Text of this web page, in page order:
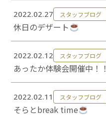
2022.02.27 スタッフブログ
休日のデザート
2022.02.12 スタッフブログ
あったか体験会開催中！！
2022.02.11 スタッフブログ
そらとbreak time